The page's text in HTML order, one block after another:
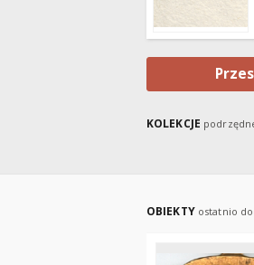
KOLEKCJE
OBIEKTY ostatnio